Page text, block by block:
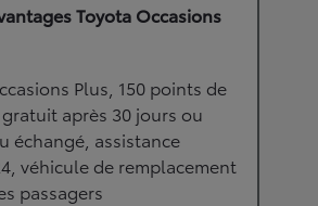
Toyota Occasions
Plus, 150 points de
après 30 jours ou
échangé, assistance
véhicule de remplacement
passagers